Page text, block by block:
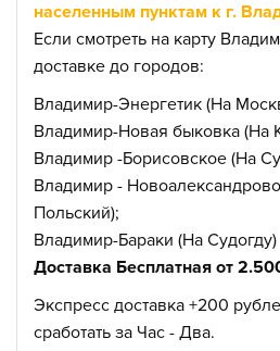
населенным пунктам к г.
Если смотреть на карту
доставке до городов:
Владимир-Энергетик (На
Владимир-Новая быковка (На
Владимир -Борисовское (На
Владимир -
Польский);
Владимир-Бараки (На Судогду)
Доставка Бесплатная от
Экспресс доставка +200
сработать за Час - Два.